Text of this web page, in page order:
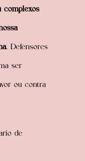
complexos
. Defensores
ser
ou contra
de